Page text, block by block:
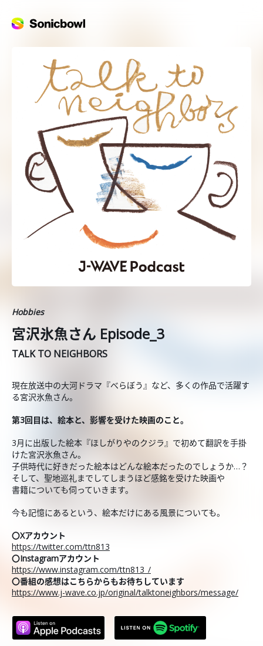
Hobbies
宮沢氷魚さん Episode_3
TALK TO NEIGHBORS
現在放送中の大河ドラマ『べらぼう』など、多くの作品で活躍す
る宮沢氷魚さん。
第3回目は、絵本と、影響を受けた映画のこと。
3月に出版した絵本『ほしがりやのクジラ』で初めて翻訳を手掛
けた宮沢氷魚さん。
子供時代に好きだった絵本はどんな絵本だったのでしょうか…？
そして、聖地巡礼までしてしまうほど感銘を受けた映画や
書籍についても伺っていきます。
今も記憶にあるという、絵本だけにある風景についても。
〇Xアカウント
https://twitter.com/ttn813
〇Instagramアカウント
https://www.instagram.com/ttn813_/
〇番組の感想はこちらからもお待ちしています
https://www.j-wave.co.jp/original/talktoneighbors/message/